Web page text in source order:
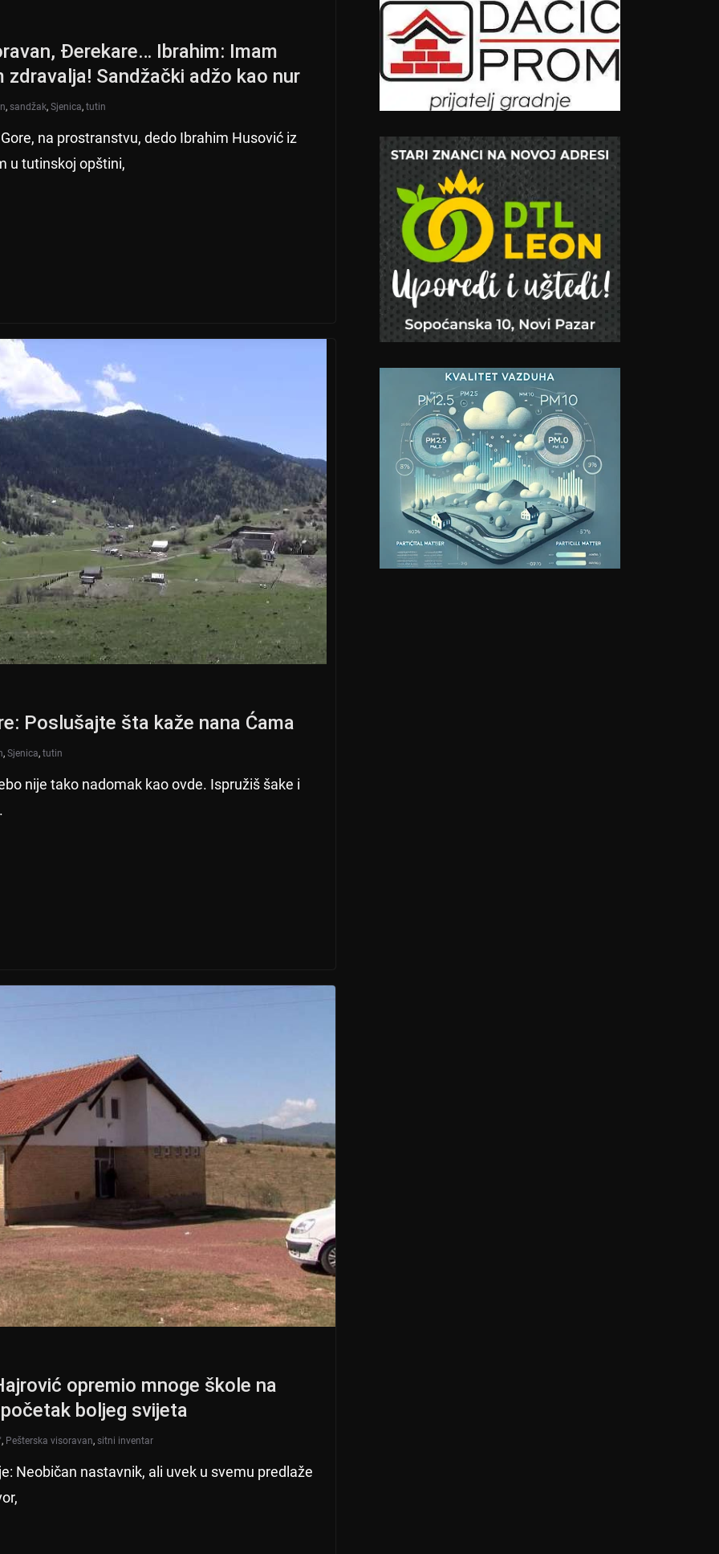
Đerekare… Ibrahim: Imam
Sandžački adžo kao nur
, sandžak, Sjenica, tutin
na prostranstvu, dedo Ibrahim Husović iz
u tutinskoj opštini,
Poslušajte šta kaže nana Ćama
, Sjenica, tutin
nije tako nadomak kao ovde. Ispružiš šake i
opremio mnoge škole na
boljeg svijeta
, Pešterska visoravan, sitni inventar
Neobičan nastavnik, ali uvek u svemu predlaže